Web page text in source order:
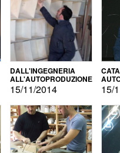
DALL'INGEGNERIA
ALL'AUTOPRODUZIONE
15/11/2014 15/